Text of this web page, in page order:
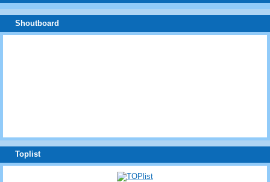
Shoutboard
Toplist